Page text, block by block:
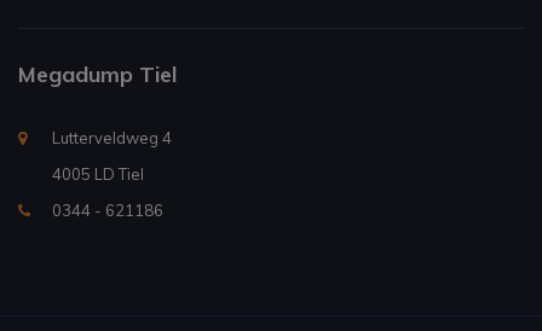
Megadump Tiel
Lutterveldweg 4
4005 LD Tiel
0344 - 621186